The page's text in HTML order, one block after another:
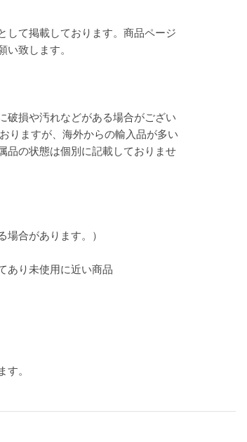
して掲載しております。商品ページ
い致します。
破損や汚れなどがある場合がござい
りますが、海外からの輸入品が多い
品の状態は個別に記載しておりませ
合があります。）
り未使用に近い商品
す。